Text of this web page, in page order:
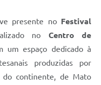
presente no Festival
no Centro de
um espaço dedicado à
produzidas por
continente, de Mato